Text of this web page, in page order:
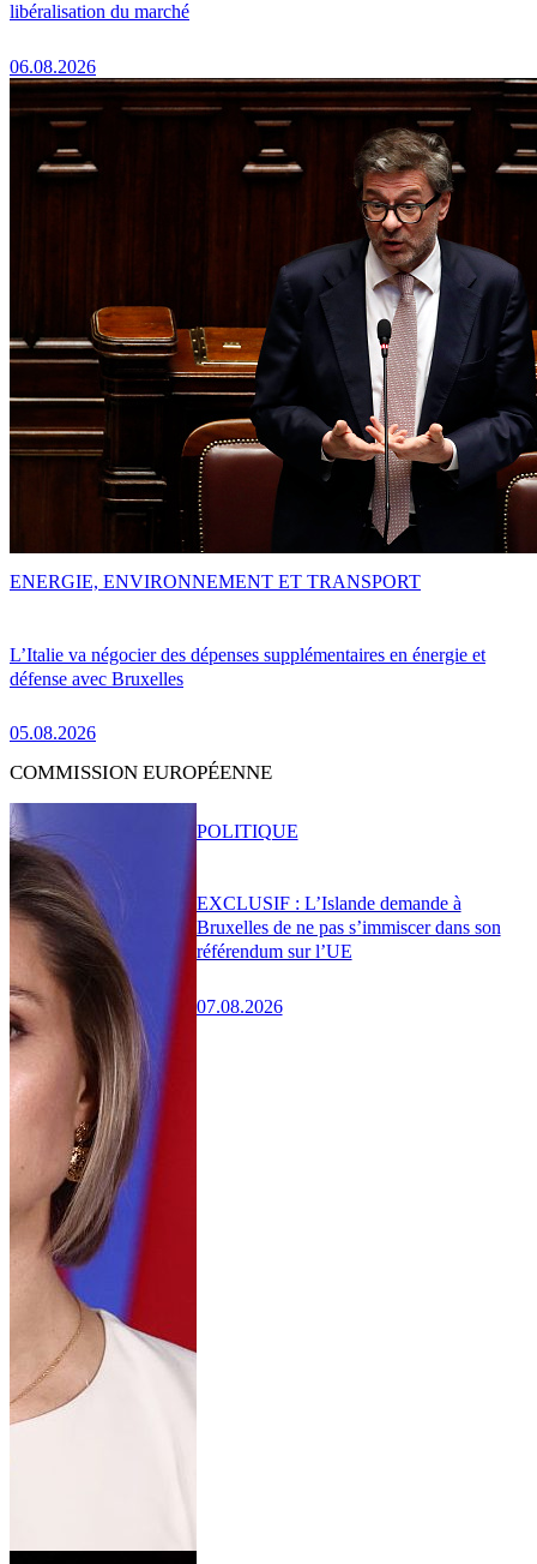
libéralisation du marché
06.08.2026
L’Italie va négocier des dépenses supplémentaires en énergie et
défense avec Bruxelles
05.08.2026
ENERGIE, ENVIRONNEMENT ET TRANSPORT
COMMISSION EUROPÉENNE
EXCLUSIF : L’Islande demande à
Bruxelles de ne pas s’immiscer dans son
référendum sur l’UE
07.08.2026
POLITIQUE